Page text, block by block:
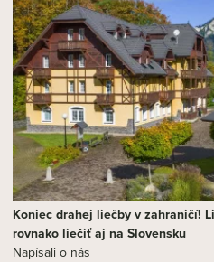
Koniec drahej liečby v zahraničí!
rovnako liečiť aj na Slovensku
Napísali o nás